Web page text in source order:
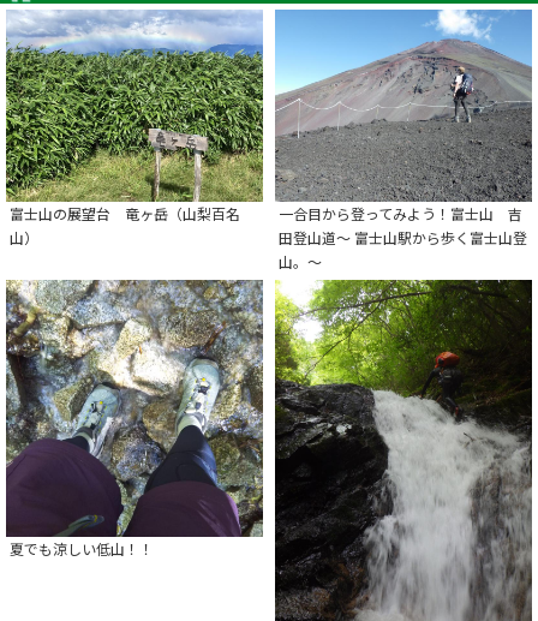
富士山の展望台 竜ヶ岳（山梨百名
山）
一合目から登ってみよう！富士山 吉
田登山道～ 富士山駅から歩く富士山登
山。～
夏でも涼しい低山！！